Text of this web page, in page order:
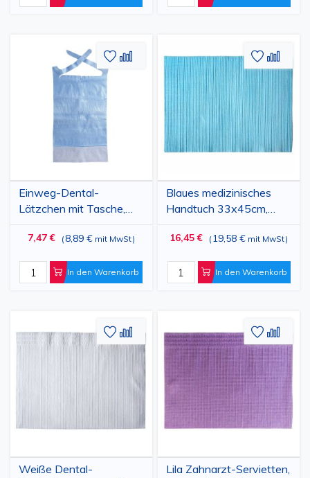
Einweg-Dental-
Lätzchen mit Tasche,
wasserdicht, 37 x 67 cm,
blau, 100 Stück
7,47 € (8,89 € mit MwSt)
In den Warenkorb
Zur
Wunschliste
hinzufügen
Hinzufügen
vergleichen
Blaues medizinisches
Handtuch 33x45cm,
500 Stück
16,45 € ( 19,58 € mit MwSt)
In den Warenkorb
Zur
zum
Weiße Dental-
Zur
Wunschliste
hinzufügen
Hinzufügen
zum
vergleichen
Lila Zahnarzt-Servietten,
Zur
zum